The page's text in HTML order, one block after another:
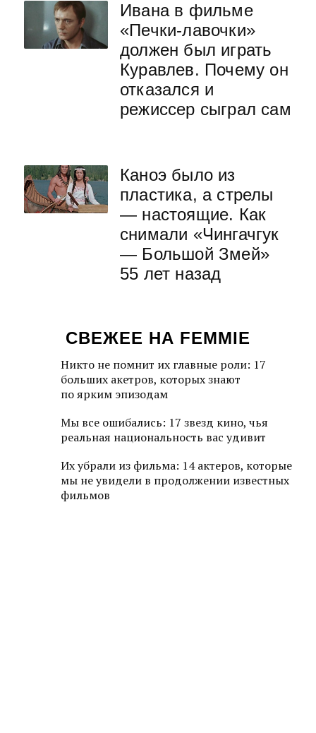
Ивана в фильме
«Печки-лавочки»
должен был играть
Куравлев. Почему он
отказался и
режиссер сыграл сам
Каноэ было из
пластика, а стрелы
— настоящие. Как
снимали «Чингачгук
— Большой Змей»
55 лет назад
СВЕЖЕЕ НА FEMMIE
Никто не помнит их главные роли: 17
больших акетров, которых знают
по ярким эпизодам
Мы все ошибались: 17 звезд кино, чья
реальная национальность вас удивит
Их убрали из фильма: 14 актеров, которые
мы не увидели в продолжении известных
фильмов